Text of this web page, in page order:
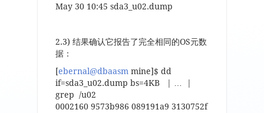
May 30 10:45 sda3_u02.dump
2.3) 结果确认它报告了完全相同的OS元数
据：
[ebernal@dbaasm mine]$ dd
if=sda3_u02.dump bs=4KB | … |
grep /u02
0002160 9573b986 089191a9 3130752f